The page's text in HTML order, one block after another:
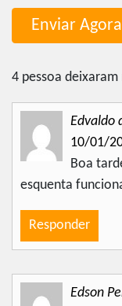
4 pessoa deixaram
Edvaldo
10/01/
Boa
esquenta
Responder
Edson